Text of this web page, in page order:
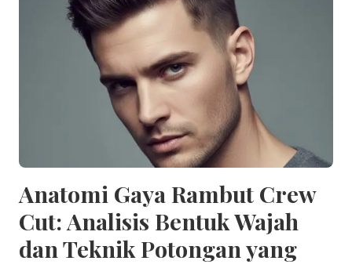
Anatomi Gaya Rambut Crew
Cut: Analisis Bentuk Wajah
dan Teknik Potongan yang